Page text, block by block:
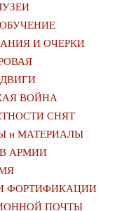
И ОЧЕРКИ
ВОЙНА
СНЯТ
и МАТЕРИАЛЫ
АРМИИ
ФОРТИФИКАЦИИ
ПОЧТЫ